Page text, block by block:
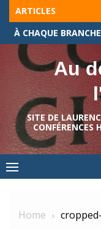
Skip
content
ARTICLES
Au
SITE DE
CONFÉRENCES
Home